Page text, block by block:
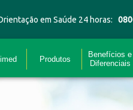
em Saúde 24 horas:
Produtos
Benefícios e
Diferenciais